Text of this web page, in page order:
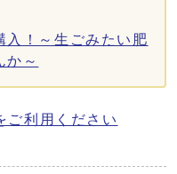
入！～生ごみたい肥
か～
ご利用ください